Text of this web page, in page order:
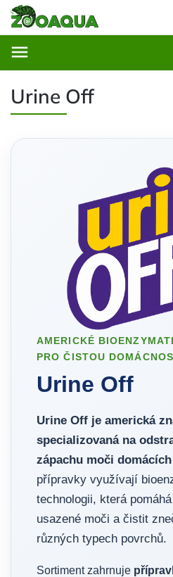
Urine Off
AMERICKÉ
PRO ČISTOU
Urine Off
Urine Off je americká
specializovaná na
zápachu moči
přípravky využívají
technologii, která
usazené moči a čistit
různých typech povrchů.
Sortiment zahrnuje